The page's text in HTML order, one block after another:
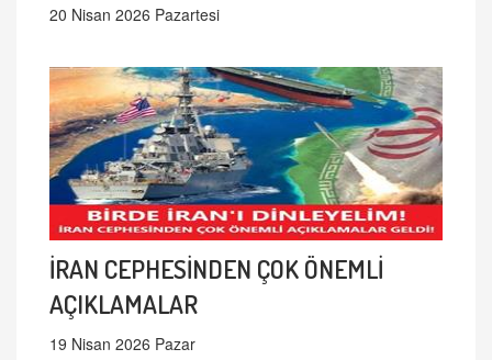
20 Nisan 2026 Pazartesi
İRAN CEPHESİNDEN ÇOK ÖNEMLİ
AÇIKLAMALAR
19 Nisan 2026 Pazar